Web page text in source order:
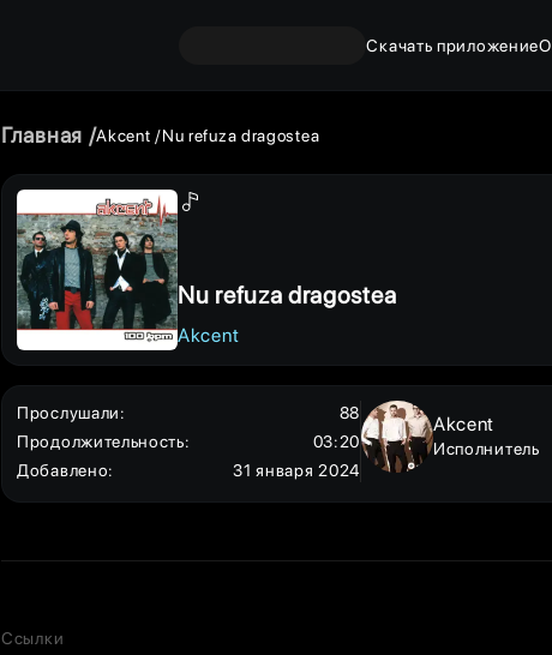
Скачать приложениеО
Главная Akcent Nu refuza dragostea
Nu refuza dragostea
Akcent
Прослушали:
88
Продолжительность:
03:20
Добавлено: 31 января 2024
Akcent
Исполнитель
Ссылки